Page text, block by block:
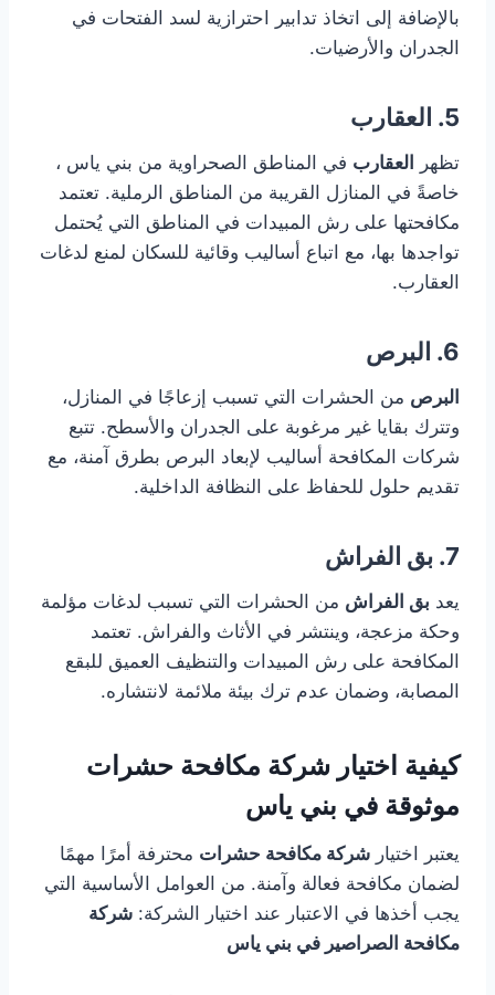
بالإضافة إلى اتخاذ تدابير احترازية لسد الفتحات في
الجدران والأرضيات.
5. العقارب
تظهر العقارب في المناطق الصحراوية من بني ياس ،
خاصةً في المنازل القريبة من المناطق الرملية. تعتمد
مكافحتها على رش المبيدات في المناطق التي يُحتمل
تواجدها بها، مع اتباع أساليب وقائية للسكان لمنع لدغات
العقارب.
6. البرص
البرص من الحشرات التي تسبب إزعاجًا في المنازل،
وتترك بقايا غير مرغوبة على الجدران والأسطح. تتبع
شركات المكافحة أساليب لإبعاد البرص بطرق آمنة، مع
تقديم حلول للحفاظ على النظافة الداخلية.
7. بق الفراش
يعد بق الفراش من الحشرات التي تسبب لدغات مؤلمة
وحكة مزعجة، وينتشر في الأثاث والفراش. تعتمد
المكافحة على رش المبيدات والتنظيف العميق للبقع
المصابة، وضمان عدم ترك بيئة ملائمة لانتشاره.
كيفية اختيار شركة مكافحة حشرات
موثوقة في بني ياس
يعتبر اختيار شركة مكافحة حشرات محترفة أمرًا مهمًا
لضمان مكافحة فعالة وآمنة. من العوامل الأساسية التي
يجب أخذها في الاعتبار عند اختيار الشركة: شركة
مكافحة الصراصير في بني ياس